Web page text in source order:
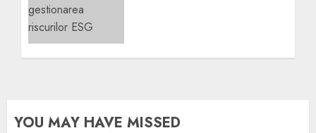
NOIEMBRIE 28, 2023 0
YOU MAY HAVE MISSED